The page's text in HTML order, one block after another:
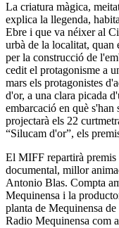
La criatura màgica,
explica la llegenda,
Ebre i que va néixer al
urbà de la localitat, quan
per la construcció de
cedit el protagonisme a
mars els protagonistes
d'or, a una clara picada
embarcació en què s'han
projectarà els 22
“Silucam d'or”, els
El MIFF repartirà
documental, millor
Antonio Blas. Compta
Mequinensa i la
planta de Mequinensa
Radio Mequinensa com